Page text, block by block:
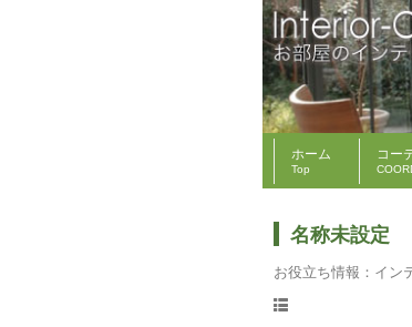
ホーム
Top
コー
名称未設定
お役立ち情報：イン